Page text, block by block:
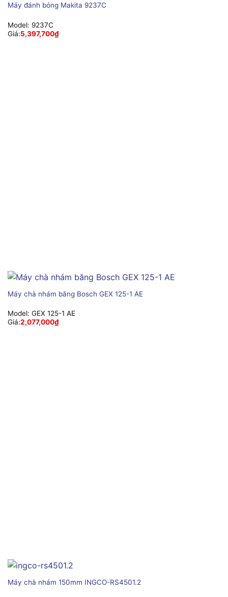
Máy đánh bóng Makita 9237C
Model: 9237C
Giá:5,397,700₫
Máy chà nhám băng Bosch GEX 125-1 AE
Model: GEX 125-1 AE
Giá:2,077,000₫
Máy chà nhám 150mm INGCO-RS4501.2